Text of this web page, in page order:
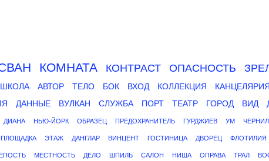
КОМНАТА КОНТРАСТ ОПАСНОСТЬ
ШКОЛА АВТОР ТЕЛО БОК ВХОД КОЛЛЕКЦИЯ КАНЦЕЛЯРИЯ
ДАННЫЕ ВУЛКАН СЛУЖБА ПОРТ ТЕАТР ГОРОД ВИД
ДИАНА НЬЮ-ЙОРК ОБРАЗЕЦ ПРЕДОХРАНИТЕЛЬ ГУРДЖИЕВ УМ
ПЛОЩАДКА ЭТАЖ ДАНГЛАР ВИНЦЕНТ ГОСТИНИЦА ДВОРЕЦ ФЛОТИЛИЯ
МЕСТНОСТЬ ДЕЛО ШПИЛЬ САЛОН НИША ОПРАВА ТРАЛ